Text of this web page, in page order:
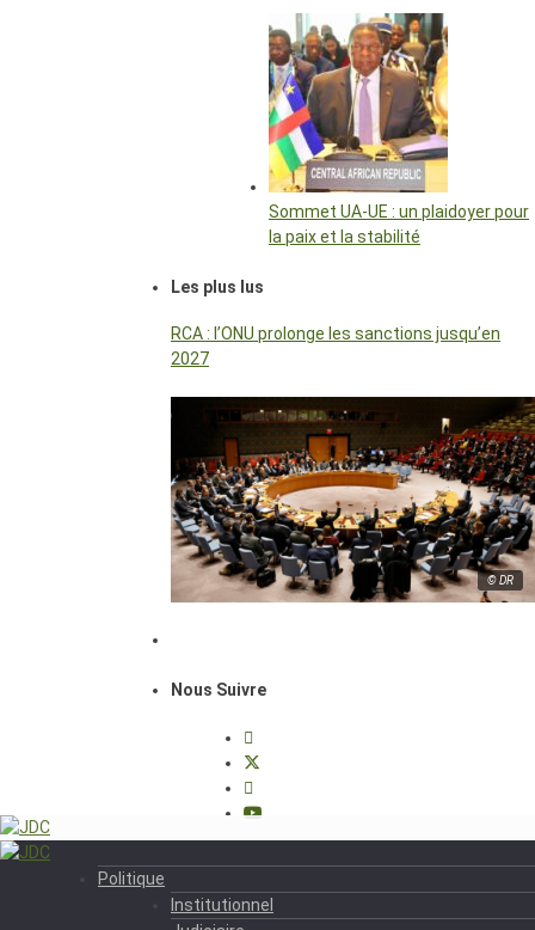
Sommet UA-UE : un plaidoyer pour
la paix et la stabilité
Les plus lus
RCA : l’ONU prolonge les sanctions jusqu’en
2027
© DR
Nous Suivre
Politique
Institutionnel